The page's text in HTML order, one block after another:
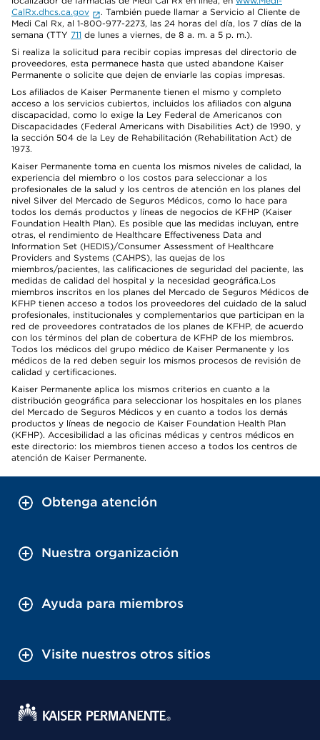
CalRx.dhcs.ca.gov
. También puede llamar a Servicio al Cliente de
Medi Cal Rx, al 1-800-977-2273, las 24 horas del día, los 7 días de la
semana (TTY 711 de lunes a viernes, de 8 a. m. a 5 p. m.).
Si realiza la solicitud para recibir copias impresas del directorio de
proveedores, esta permanece hasta que usted abandone Kaiser
Permanente o solicite que dejen de enviarle las copias impresas.
Los afiliados de Kaiser Permanente tienen el mismo y completo
acceso a los servicios cubiertos, incluidos los afiliados con alguna
discapacidad, como lo exige la Ley Federal de Americanos con
Discapacidades (Federal Americans with Disabilities Act) de 1990, y
la sección 504 de la Ley de Rehabilitación (Rehabilitation Act) de
1973.
Kaiser Permanente toma en cuenta los mismos niveles de calidad, la
experiencia del miembro o los costos para seleccionar a los
profesionales de la salud y los centros de atención en los planes del
nivel Silver del Mercado de Seguros Médicos, como lo hace para
todos los demás productos y líneas de negocios de KFHP (Kaiser
Foundation Health Plan). Es posible que las medidas incluyan, entre
otras, el rendimiento de Healthcare Effectiveness Data and
Information Set (HEDIS)/Consumer Assessment of Healthcare
Providers and Systems (CAHPS), las quejas de los
miembros/pacientes, las calificaciones de seguridad del paciente, las
medidas de calidad del hospital y la necesidad geográfica.Los
miembros inscritos en los planes del Mercado de Seguros Médicos de
KFHP tienen acceso a todos los proveedores del cuidado de la salud
profesionales, institucionales y complementarios que participan en la
red de proveedores contratados de los planes de KFHP, de acuerdo
con los términos del plan de cobertura de KFHP de los miembros.
Todos los médicos del grupo médico de Kaiser Permanente y los
médicos de la red deben seguir los mismos procesos de revisión de
calidad y certificaciones.
Kaiser Permanente aplica los mismos criterios en cuanto a la
distribución geográfica para seleccionar los hospitales en los planes
del Mercado de Seguros Médicos y en cuanto a todos los demás
productos y líneas de negocio de Kaiser Foundation Health Plan
(KFHP). Accesibilidad a las oficinas médicas y centros médicos en
este directorio: los miembros tienen acceso a todos los centros de
atención de Kaiser Permanente.
Obtenga atención
Nuestra organización
Ayuda para miembros
Visite nuestros otros sitios